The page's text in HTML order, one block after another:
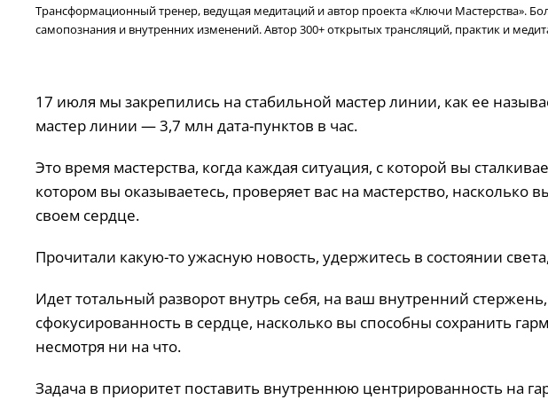
Трансформационный тренер, ведущая медитаций и автор проекта «Ключи Мастерства».
самопознания и внутренних изменений. Автор 300+ открытых трансляций, практик и
17 июля мы закрепились на стабильной мастер линии, как ее
мастер линии — 3,7 млн дата-пунктов в час.
Это время мастерства, когда каждая ситуация, с которой вы
котором вы оказываетесь, проверяет вас на мастерство, насколько
своем сердце.
Прочитали какую-то ужасную новость, удержитесь в состоянии
Идет тотальный разворот внутрь себя, на ваш внутренний
сфокусированность в сердце, насколько вы способны сохранить
несмотря ни на что.
Задача в приоритет поставить внутреннюю центрированность на